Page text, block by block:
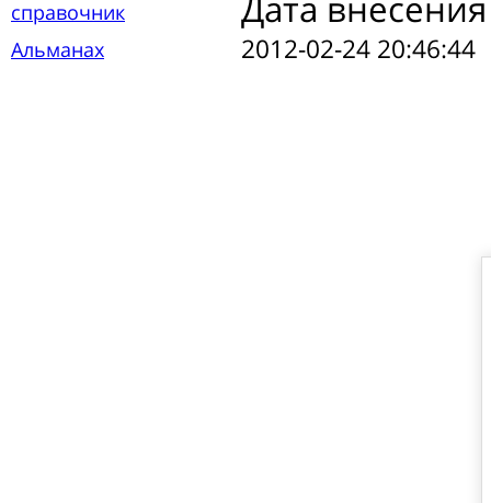
справочник
Альманах
2012-02-24 20:46:44